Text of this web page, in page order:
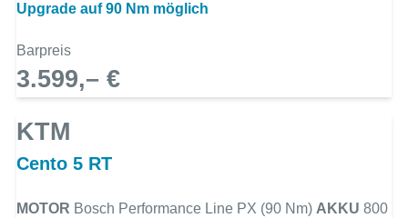
Upgrade auf 90 Nm möglich
Barpreis
3.599,– €
KTM
Cento 5 RT
MOTOR Bosch Performance Line PX (90 Nm) AKKU 800